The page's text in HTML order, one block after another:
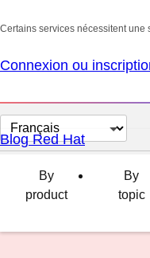
Certains services nécessitent une
Connexion ou
Changer
la
langue
Blog Red Hat
By
product
By
topic